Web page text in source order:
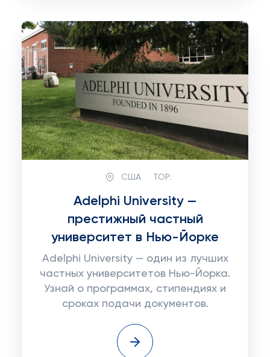
США TOP:
Adelphi University —
престижный частный
университет в Нью-Йорке
Adelphi University — один из лучших
частных университетов Нью-Йорка.
Узнай о программах, стипендиях и
сроках подачи документов.